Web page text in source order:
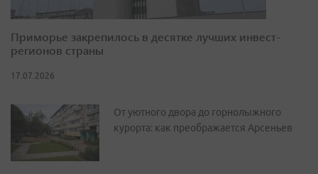
Приморье закрепилось в десятке лучших инвест-
регионов страны
17.07.2026
От уютного двора до горнолыжного
курорта: как преображается Арсеньев